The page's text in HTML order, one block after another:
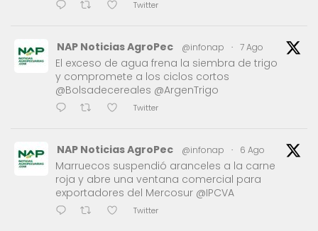
Twitter
NAP Noticias AgroPec @infonap · 7 Ago
El exceso de agua frena la siembra de trigo
y compromete a los ciclos cortos
@Bolsadecereales @ArgenTrigo
Twitter
NAP Noticias AgroPec @infonap · 6 Ago
Marruecos suspendió aranceles a la carne
roja y abre una ventana comercial para
exportadores del Mercosur @IPCVA
Twitter